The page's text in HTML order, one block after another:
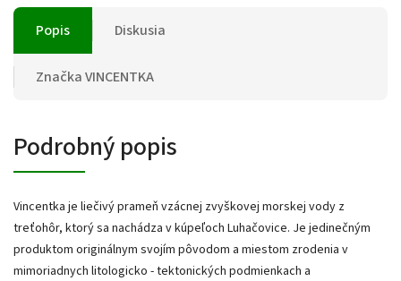
Popis Diskusia
ZnačkaVINCENTKA
Podrobný popis
Vincentka je liečivý prameň vzácnej zvyškovej morskej vody z
treťohôr, ktorý sa nachádza v kúpeľoch Luhačovice. Je jedinečným
produktom originálnym svojím pôvodom a miestom zrodenia v
mimoriadnych litologicko - tektonických podmienkach a